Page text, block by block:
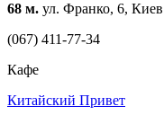
68 м. ул. Франко, 6, Киев
(067) 411-77-34
Кафе
Китайский Привет